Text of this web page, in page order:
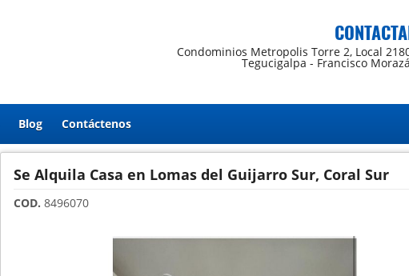
Condominios Metropolis Torre 2, Local
Tegucigalpa - Francisco
Blog Contáctenos
Se Alquila Casa en Lomas del Guijarro Sur, Coral Sur
COD. 8496070